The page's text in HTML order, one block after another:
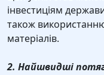
інвестиціям
також
матеріалів.
2. Найшвидші